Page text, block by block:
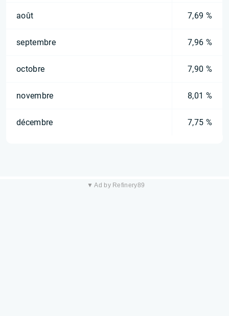
août 7,69 %
septembre 7,96 %
octobre 7,90 %
novembre 8,01 %
décembre 7,75 %
▼ Ad by Refinery89